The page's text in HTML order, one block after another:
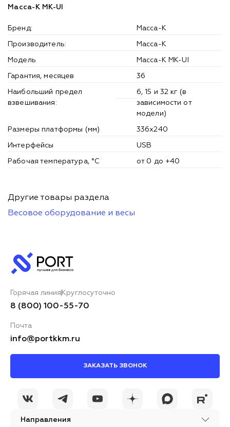
Масса-К MK-UI
Бренд: Масса-К
Производитель: Масса-К
Модель Масса-К MK-UI
Гарантия, месяцев 36
Наибольший предел
взвешивания:
6, 15 и 32 кг (в
зависимости от
модели)
Размеры платформы (мм) 336x240
Интерфейсы USB
Рабочая температура, °С от 0 до +40
Другие товары раздела
Весовое оборудование и весы
Направления
Горячая линия Круглосуточно
8 (800) 100-55-70
Почта
info@portkkm.ru
ЗАКАЗАТЬ ЗВОНОК